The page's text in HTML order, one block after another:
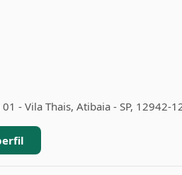
- Vila Thais, Atibaia - SP, 12942-